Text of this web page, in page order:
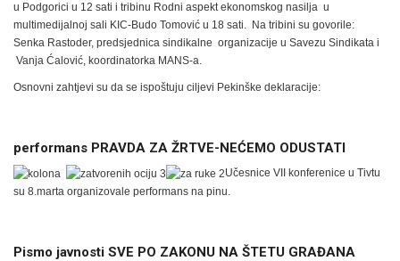
u Podgorici u 12 sati i tribinu Rodni aspekt ekonomskog nasilja u
multimedijalnoj sali KIC-Budo Tomović u 18 sati. Na tribini su govorile:
Senka Rastoder, predsjednica sindikalne organizacije u Savezu Sindikata i
Vanja Ćalović, koordinatorka MANS-a.
Osnovni zahtjevi su da se ispoštuju ciljevi Pekinške deklaracije:
performans PRAVDA ZA ŽRTVE-NEĆEMO ODUSTATI
Učesnice VII konferenice u Tivtu
su 8.marta organizovale performans na pinu.
Pismo javnosti SVE PO ZAKONU NA ŠTETU GRAĐANA